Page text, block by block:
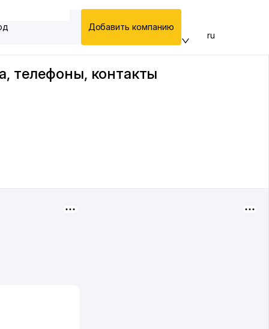
Добавить компанию
ru
телефоны, контакты